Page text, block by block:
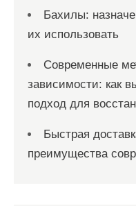
Бахилы:
их использовать
Современные
зависимости: как
подход для
Быстрая
преимущества